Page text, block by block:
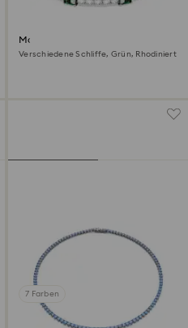
Matrix Tennis Armband
Verschiedene Schliffe, Grün, Rhodiniert
7 Farben